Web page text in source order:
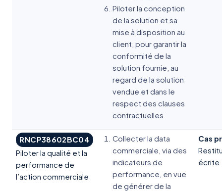
Piloter la conception
de la solution et sa
mise à disposition au
client, pour garantir la
conformité de la
solution fournie, au
regard de la solution
vendue et dans le
respect des clauses
contractuelles
RNCP38602BC04
Piloter la qualité et la
performance de
l’action commerciale
Collecter la data
commerciale, via des
indicateurs de
performance, en vue
de générer de la
Cas
écrite